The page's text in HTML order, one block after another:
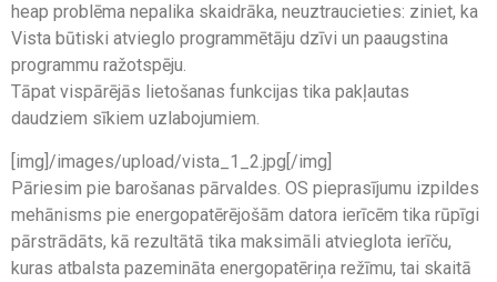
heap problēma nepalika skaidrāka, neuztraucieties: ziniet, ka
Vista būtiski atvieglo programmētāju dzīvi un paaugstina
programmu ražotspēju.
Tāpat vispārējās lietošanas funkcijas tika pakļautas
daudziem sīkiem uzlabojumiem.
[img]/images/upload/vista_1_2.jpg[/img]
Pāriesim pie barošanas pārvaldes. OS pieprasījumu izpildes
mehānisms pie energopatērējošām datora ierīcēm tika rūpīgi
pārstrādāts, kā rezultātā tika maksimāli atvieglota ierīču,
kuras atbalsta pazemināta energopatēriņa režīmu, tai skaitā